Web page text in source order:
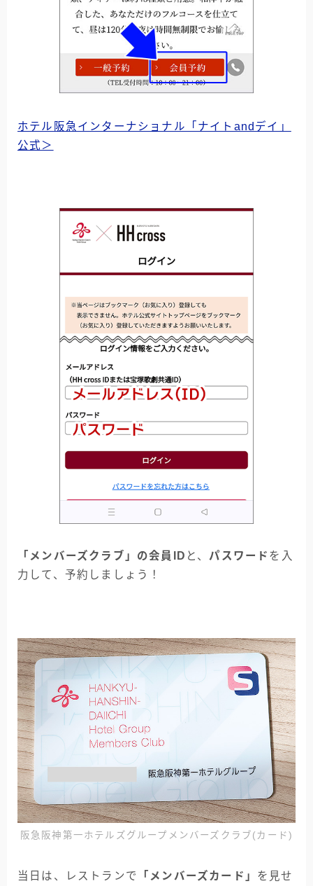
ホテル阪急インターナショナル「ナイトandデイ」
公式＞
「メンバーズクラブ」の会員ID と、 パスワード を入
力して、予約しましょう！
阪急阪神第一ホテルズグループメンバーズクラブ(カード)
当日は、レストランで 「メンバーズカード」 を見せ